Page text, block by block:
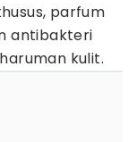
parfum
antibakteri
kulit.